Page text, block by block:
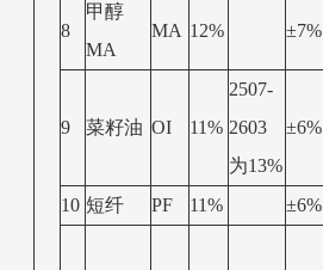
8
甲醇
MA
MA 12% ±7%
9 菜籽油 OI 11%
2507-
2603
为13%
±6%
10 短纤 PF 11% ±6%